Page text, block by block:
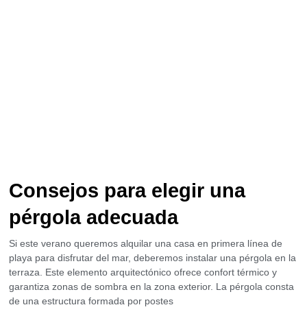
Consejos para elegir una
pérgola adecuada
Si este verano queremos alquilar una casa en primera línea de
playa para disfrutar del mar, deberemos instalar una pérgola en la
terraza. Este elemento arquitectónico ofrece confort térmico y
garantiza zonas de sombra en la zona exterior. La pérgola consta
de una estructura formada por postes